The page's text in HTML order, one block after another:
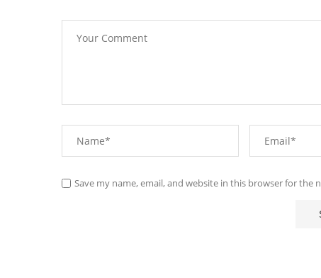
Save my name, email, and website in this browser for the